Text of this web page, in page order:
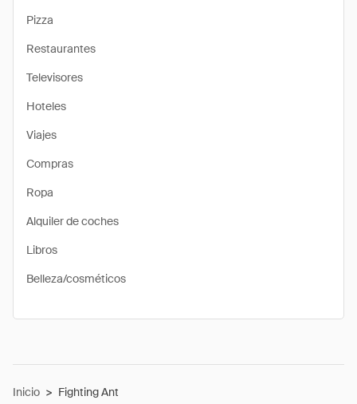
Pizza
Restaurantes
Televisores
Hoteles
Viajes
Compras
Ropa
Alquiler de coches
Libros
Belleza/cosméticos
Inicio > Fighting Ant